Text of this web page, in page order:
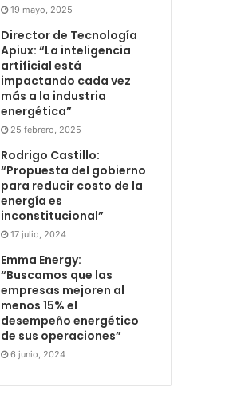
19 mayo, 2025
Director de Tecnología
Apiux: “La inteligencia
artificial está
impactando cada vez
más a la industria
energética”
25 febrero, 2025
Rodrigo Castillo:
“Propuesta del gobierno
para reducir costo de la
energía es
inconstitucional”
17 julio, 2024
Emma Energy:
“Buscamos que las
empresas mejoren al
menos 15% el
desempeño energético
de sus operaciones”
6 junio, 2024